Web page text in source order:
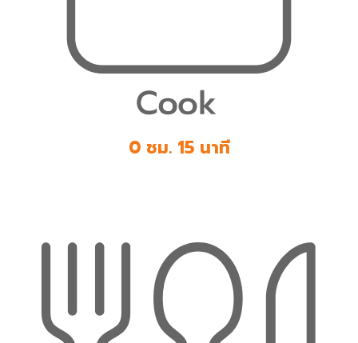
0 ชม. 15 นาที